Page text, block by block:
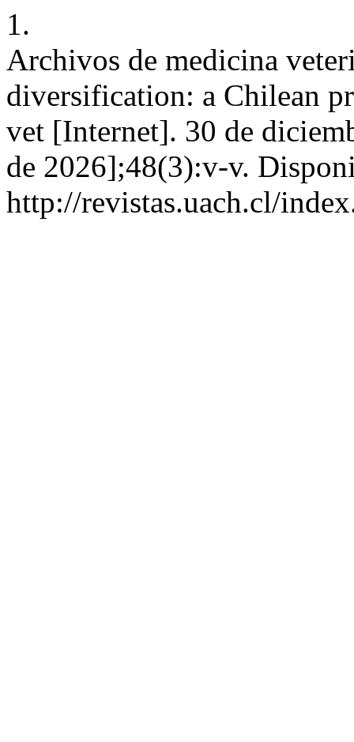
1.
Archivos de medicina
diversification: a Chilean
vet [Internet]. 30 de
de 2026];48(3):v-v.
http://revistas.uach.cl/